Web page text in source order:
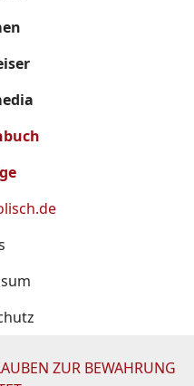
ZUR BEWAHRUNG